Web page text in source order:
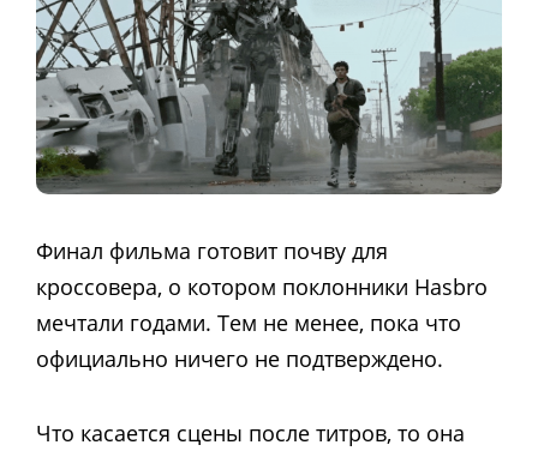
Финал фильма готовит почву для
кроссовера, о котором поклонники Hasbro
мечтали годами. Тем не менее, пока что
официально ничего не подтверждено.
Что касается сцены после титров, то она